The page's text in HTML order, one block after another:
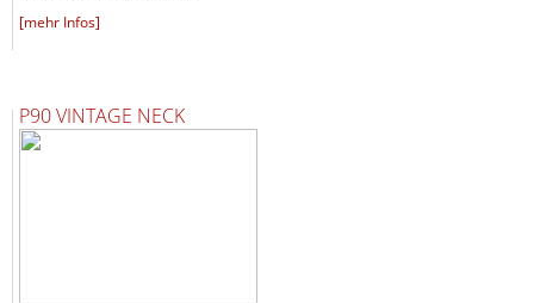
[mehr Infos]
P90 VINTAGE NECK